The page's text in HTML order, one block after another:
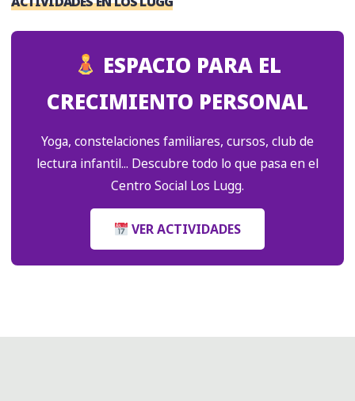
ESPACIO PARA EL
CRECIMIENTO PERSONAL
Yoga, constelaciones familiares, cursos, club de
lectura infantil... Descubre todo lo que pasa en el
Centro Social Los Lugg.
VER ACTIVIDADES